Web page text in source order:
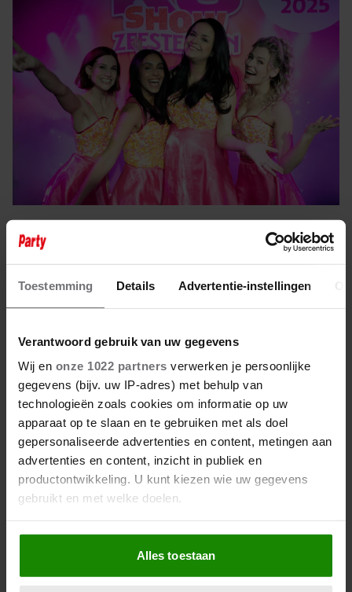
Toestemming Details Advertentie-instellingen
Verantwoord gebruik van uw gegevens
Wij en onze 1022 partners verwerken je persoonlijke
gegevens (bijv. uw IP-adres) met behulp van
technologieën zoals cookies om informatie op uw
apparaat op te slaan en te gebruiken met als doel
gepersonaliseerde advertenties en content, metingen aan
advertenties en content, inzicht in publiek en
productontwikkeling. U kunt kiezen wie uw gegevens
gebruikt en met welke doelen.
Als u het toestaat, willen we ook graag:
Informatie verzamelen over uw geografische
locatie, die tot een paar meter nauwkeurig kan zijn
Alles toestaan
DÍT IS DE VERVANGSTER VAN
ZWANGERE MARTHE IN K3